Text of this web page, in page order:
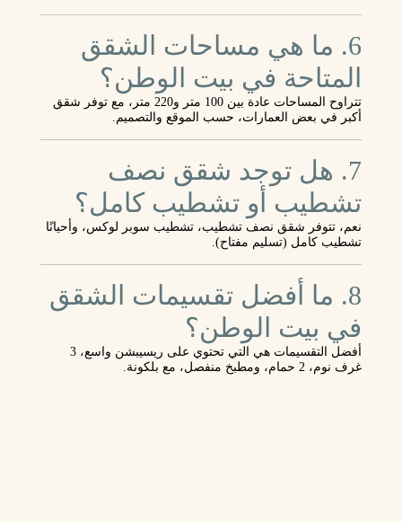
6. ما هي مساحات الشقق
المتاحة في بيت الوطن؟
تتراوح المساحات عادة بين 100 متر و220 متر، مع توفر شقق
أكبر في بعض العمارات، حسب الموقع والتصميم.
7. هل توجد شقق نصف
تشطيب أو تشطيب كامل؟
نعم، تتوفر شقق نصف تشطيب، تشطيب سوبر لوكس، وأحيانًا
تشطيب كامل (تسليم مفتاح).
8. ما أفضل تقسيمات الشقق
في بيت الوطن؟
أفضل التقسيمات هي التي تحتوي على ريسيبشن واسع، 3
غرف نوم، 2 حمام، ومطبخ منفصل، مع بلكونة.